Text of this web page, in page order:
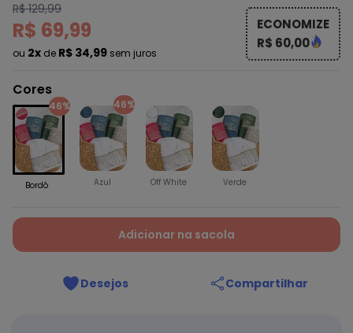
R$ 129,99
R$ 69,99
ou 2x de R$ 34,99 sem juros
ECONOMIZE
R$ 60,00
Cores
46%
Bordô
46%
Azul Off White Verde
Adicionar na sacola
Desejos Compartilhar